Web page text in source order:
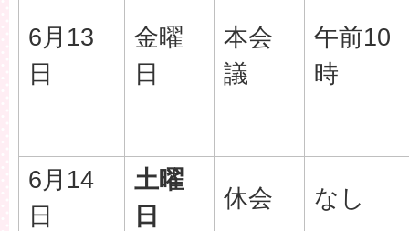
6月13
日
金曜
日
本会
議
午前10
時
6月14
日
土曜
日
休会 なし